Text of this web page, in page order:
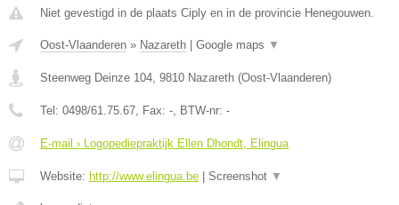
Niet gevestigd in de plaats Ciply en in de provincie Henegouwen.
Oost-Vlaanderen » Nazareth Google maps ▼
Steenweg Deinze 104, 9810 Nazareth (Oost-Vlaanderen)
Tel: 0498/61.75.67, Fax: -, BTW-nr: -
E-mail › Logopediepraktijk Ellen Dhondt, Elingua
Website: http://www.elingua.be Screenshot ▼